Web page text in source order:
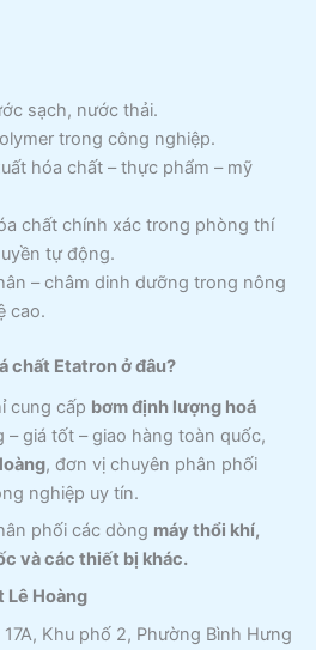
sạch, nước thải.
trong công nghiệp.
hóa chất – thực phẩm – mỹ
chất chính xác trong phòng thí
tự động.
– châm dinh dưỡng trong nông
cao.
chất Etatron ở đâu?
cung cấp bơm định lượng hoá
– giá tốt – giao hàng toàn quốc,
, đơn vị chuyên phân phối
nghiệp uy tín.
phối các dòng máy thổi khí,
và các thiết bị khác.
Lê Hoàng
Khu phố 2, Phường Bình Hưng